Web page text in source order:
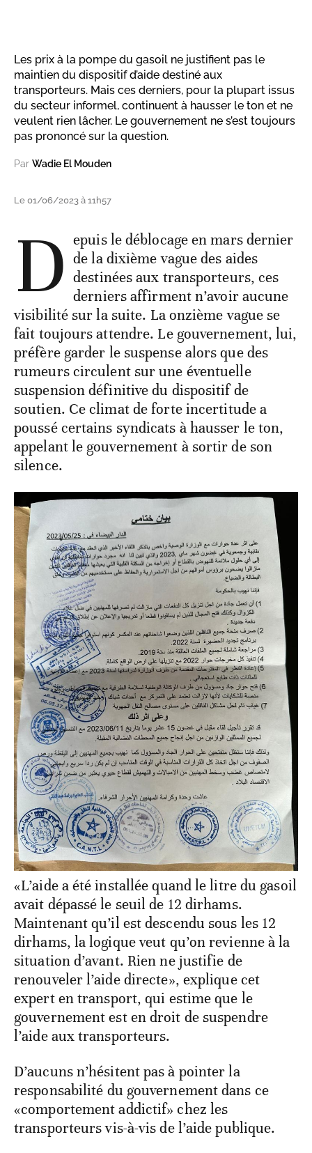
Les prix à la pompe du gasoil ne justifient pas le
maintien du dispositif d’aide destiné aux
transporteurs. Mais ces derniers, pour la plupart issus
du secteur informel, continuent à hausser le ton et ne
veulent rien lâcher. Le gouvernement ne s’est toujours
pas prononcé sur la question.
Par Wadie El Mouden
Le 01/06/2023 à 11h57
D epuis le déblocage en mars dernier
de la dixième vague des aides
destinées aux transporteurs, ces
derniers affirment n’avoir aucune
visibilité sur la suite. La onzième vague se
fait toujours attendre. Le gouvernement, lui,
préfère garder le suspense alors que des
rumeurs circulent sur une éventuelle
suspension définitive du dispositif de
soutien. Ce climat de forte incertitude a
poussé certains syndicats à hausser le ton,
appelant le gouvernement à sortir de son
silence.
«L’aide a été installée quand le litre du gasoil
avait dépassé le seuil de 12 dirhams.
Maintenant qu’il est descendu sous les 12
dirhams, la logique veut qu’on revienne à la
situation d’avant. Rien ne justifie de
renouveler l’aide directe», explique cet
expert en transport, qui estime que le
gouvernement est en droit de suspendre
l’aide aux transporteurs.
D’aucuns n’hésitent pas à pointer la
responsabilité du gouvernement dans ce
«comportement addictif» chez les
transporteurs vis-à-vis de l’aide publique.